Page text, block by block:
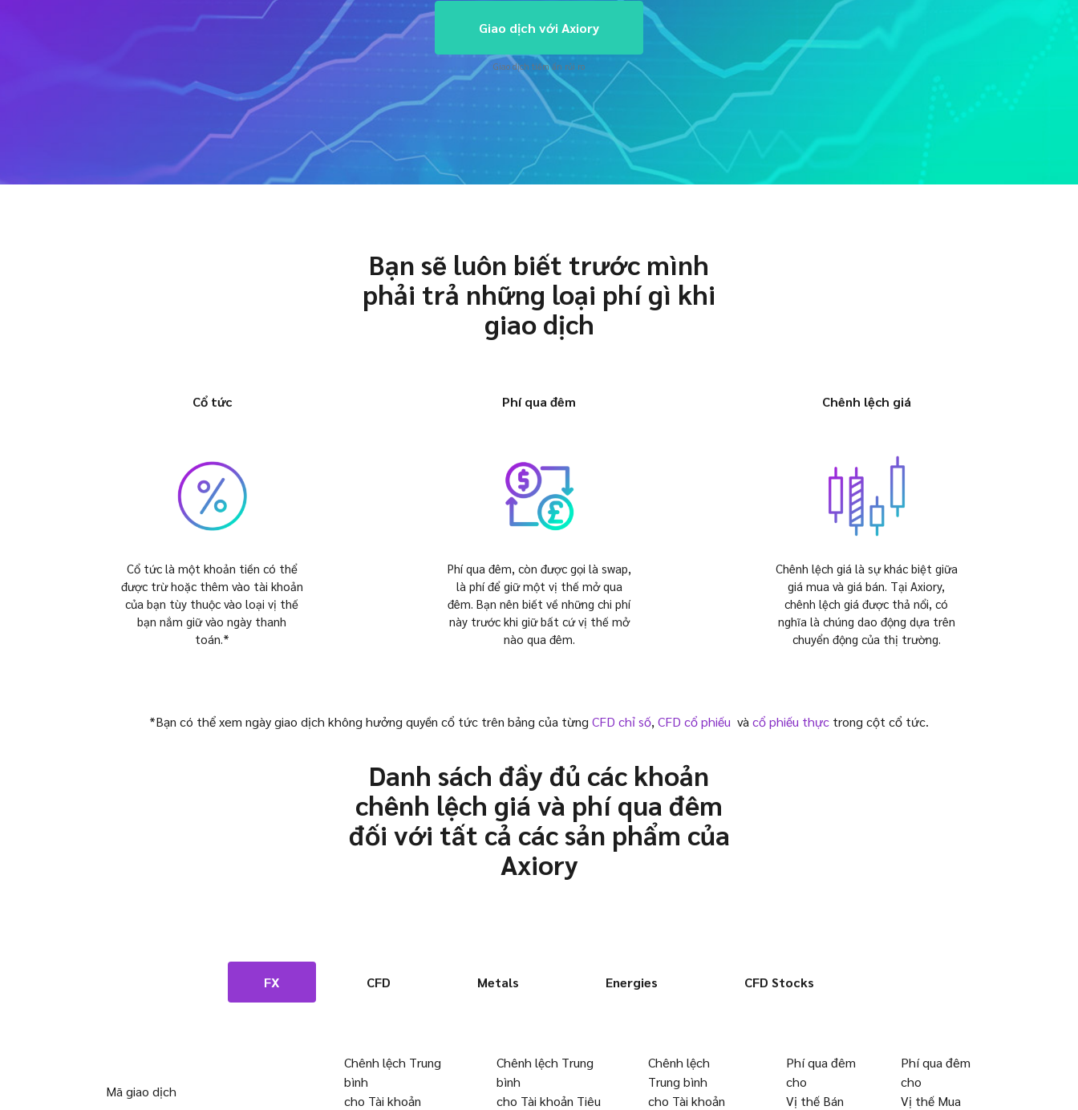
Giao dịch với Axiory
Giao dịch tiềm ẩn rủi ro
Bạn sẽ luôn biết trước mình
phải trả những loại phí gì khi
giao dịch
Cổ tức
Cổ tức là một khoản tiền có thể
được trừ hoặc thêm vào tài khoản
của bạn tùy thuộc vào loại vị thế
bạn nắm giữ vào ngày thanh
toán.*
Phí qua đêm
Phí qua đêm, còn được gọi là swap,
là phí để giữ một vị thế mở qua
đêm. Bạn nên biết về những chi phí
này trước khi giữ bất cứ vị thế mở
nào qua đêm.
Chênh lệch giá
Chênh lệch giá là sự khác biệt giữa
giá mua và giá bán. Tại Axiory,
chênh lệch giá được thả nổi, có
nghĩa là chúng dao động dựa trên
chuyển động của thị trường.
*Bạn có thể xem ngày giao dịch không hưởng quyền cổ tức trên bảng của từng CFD chỉ số, CFD cổ phiếu và cổ phiếu thực trong cột cổ tức.
Danh sách đầy đủ các khoản
chênh lệch giá và phí qua đêm
đối với tất cả các sản phẩm của
Axiory
FX CFD Metals Energies CFD Stocks
Mã giao dịch
Chênh lệch Trung
bình
cho Tài khoản
Chênh lệch Trung
bình
cho Tài khoản Tiêu
Chênh lệch
Trung bình
cho Tài khoản
Phí qua đêm
cho
Vị thế Bán
Phí qua đêm
cho
Vị thế Mua